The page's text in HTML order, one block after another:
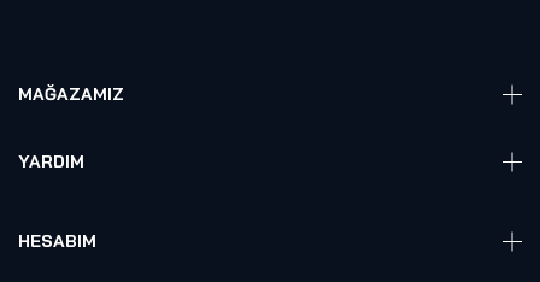
MAĞAZAMIZ
VR Ready PC
Elektronik
YARDIM
HESABIM